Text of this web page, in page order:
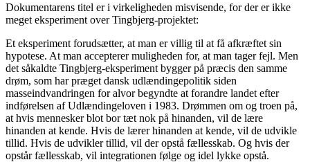
Dokumentarens titel er i virkeligheden misvisende, for der er ikke
meget eksperiment over Tingbjerg-projektet:
Et eksperiment forudsætter, at man er villig til at få afkræftet sin
hypotese. At man accepterer muligheden for, at man tager fejl. Men
det såkaldte Tingbjerg-eksperiment bygger på præcis den samme
drøm, som har præget dansk udlændingepolitik siden
masseindvandringen for alvor begyndte at forandre landet efter
indførelsen af Udlændingeloven i 1983. Drømmen om og troen på,
at hvis mennesker blot bor tæt nok på hinanden, vil de lære
hinanden at kende. Hvis de lærer hinanden at kende, vil de udvikle
tillid. Hvis de udvikler tillid, vil der opstå fællesskab. Og hvis der
opstår fællesskab, vil integrationen følge og idel lykke opstå.